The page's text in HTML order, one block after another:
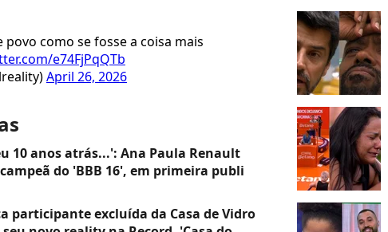
povo como se fosse a coisa mais
e74FjPqQTb
April 26, 2026
10 anos atrás...': Ana Paula Renault
do 'BBB 16', em primeira publi
participante excluída da Casa de Vidro